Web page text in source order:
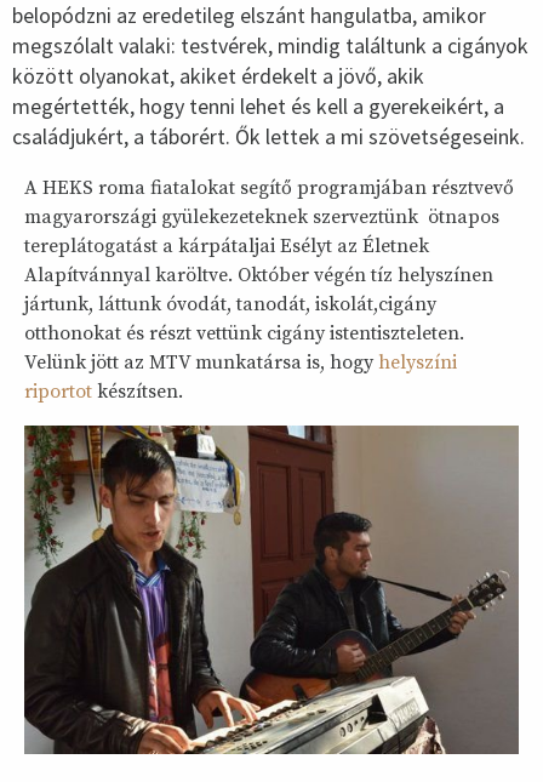
belopódzni az eredetileg elszánt hangulatba, amikor
megszólalt valaki: testvérek, mindig találtunk a cigányok
között olyanokat, akiket érdekelt a jövő, akik
megértették, hogy tenni lehet és kell a gyerekeikért, a
családjukért, a táborért. Ők lettek a mi szövetségeseink.
A HEKS roma fiatalokat segítő programjában résztvevő
magyarországi gyülekezeteknek szerveztünk ötnapos
tereplátogatást a kárpátaljai Esélyt az Életnek
Alapítvánnyal karöltve. Október végén tíz helyszínen
jártunk, láttunk óvodát, tanodát, iskolát,cigány
otthonokat és részt vettünk cigány istentiszteleten.
Velünk jött az MTV munkatársa is, hogy helyszíni
riportot készítsen.